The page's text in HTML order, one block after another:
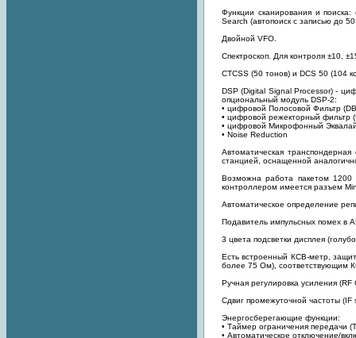
Функции сканирования и
Search (автопоиск с записью до
Двойной VFO.
Спектроскоп. Для контроля ±10,
CTCSS (50 тонов) и DCS 50 (104
DSP (Digital Signal Processor) -
опциональный модуль DSP-2:
• цифровой Полосовой Фильтр
• цифровой режекторный фильтр
• цифровой Микрофонный
• Noise Reduction
Автоматическая
станцией, оснащенной
Возможна работа пакетом
контроллером имеется разъем
Автоматическое определение
Подавитель импульсных помех в
3 цвета подсветки дисплея
Есть встроенный КСВ-метр,
более 75 Ом), соответствующим
Ручная регулировка усиления
Сдвиг промежуточной частоты (IF
Энергосберегающие функции:
• Таймер ограничения передачи
• Автоматическое отключение/